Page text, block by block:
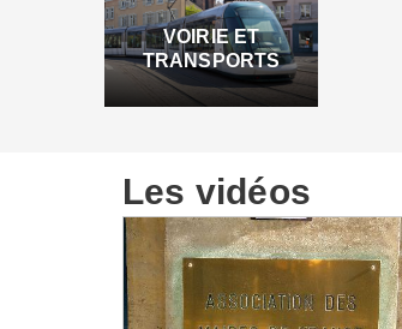
VOIRIE ET
TRANSPORTS
Les vidéos